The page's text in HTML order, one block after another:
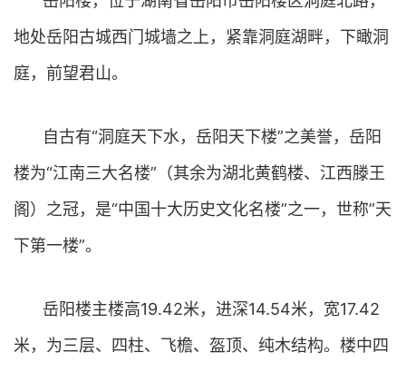
地处岳阳古城西门城墙之上，紧靠洞庭湖畔，下瞰洞
庭，前望君山。
自古有“洞庭天下水，岳阳天下楼”之美誉，岳阳
楼为“江南三大名楼”（其余为湖北黄鹤楼、江西滕王
阁）之冠，是“中国十大历史文化名楼”之一，世称”天
下第一楼”。
岳阳楼主楼高19.42米，进深14.54米，宽17.42
米，为三层、四柱、飞檐、盔顶、纯木结构。楼中四